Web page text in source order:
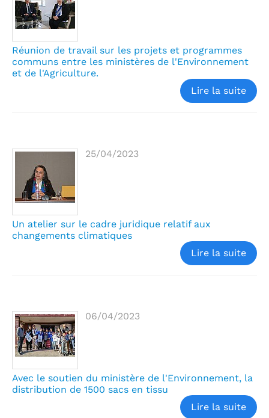
Réunion de travail sur les projets et programmes
communs entre les ministères de l'Environnement
et de l'Agriculture.
Lire la suite
25/04/2023
Un atelier sur le cadre juridique relatif aux
changements climatiques
Lire la suite
06/04/2023
Avec le soutien du ministère de l'Environnement, la
distribution de 1500 sacs en tissu
Lire la suite